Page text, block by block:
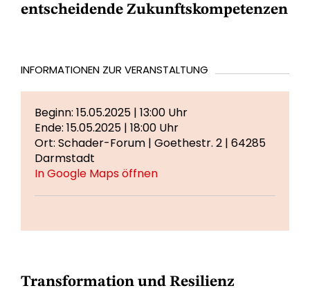
entscheidende Zukunftskompetenzen
INFORMATIONEN ZUR VERANSTALTUNG
Beginn: 15.05.2025 | 13:00 Uhr
Ende: 15.05.2025 | 18:00 Uhr
Ort: Schader-Forum | Goethestr. 2 | 64285
Darmstadt
In Google Maps öffnen
Transformation und Resilienz